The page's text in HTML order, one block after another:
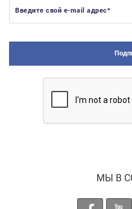
Введите свой e-mail адрес*
МЫ В